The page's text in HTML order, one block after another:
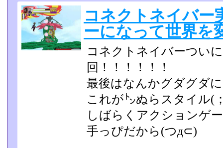
コネクトネイバー
ーになって世界を
コネクトネイバーつい
回！！！！！！
最後はなんかグダグダ
これが㌧ぬらスタイル(
しばらくアクションゲ
手っぴだから(つд⊂)